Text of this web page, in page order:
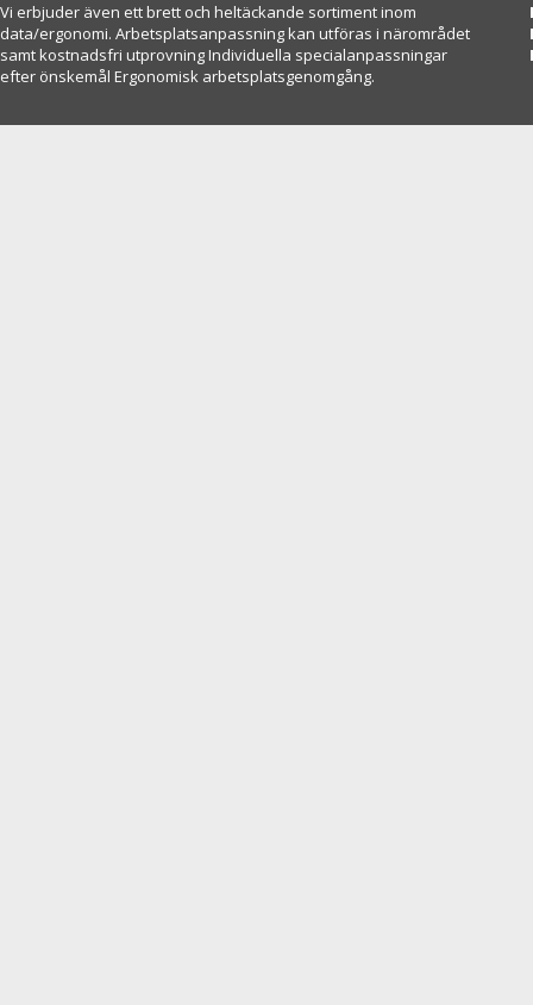
Vi erbjuder även ett brett och heltäckande sortiment inom
data/ergonomi. Arbetsplatsanpassning kan utföras i närområdet
samt kostnadsfri utprovning Individuella specialanpassningar
efter önskemål Ergonomisk arbetsplatsgenomgång.